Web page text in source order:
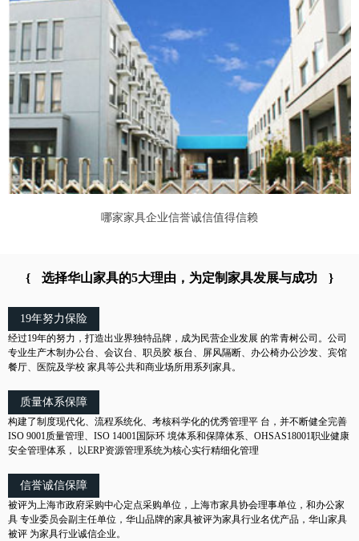
哪家家具企业信誉诚信值得信赖
{ 选择华山家具的5大理由，为定制家具发展与成功 }
19年努力保险
经过19年的努力，打造出业界独特品牌，成为民营企业发展 的常青树公司。公司
专业生产木制办公台、会议台、职员胶 板台、屏风隔断、办公椅办公沙发、宾馆
餐厅、医院及学校 家具等公共和商业场所用系列家具。
质量体系保障
构建了制度现代化、流程系统化、考核科学化的优秀管理平 台，并不断健全完善
ISO 9001质量管理、ISO 14001国际环 境体系和保障体系、OHSAS18001职业健康
安全管理体系， 以ERP资源管理系统为核心实行精细化管理
信誉诚信保障
被评为上海市政府采购中心定点采购单位，上海市家具协会理事单位，和办公家
具 专业委员会副主任单位，华山品牌的家具被评为家具行业名优产品，华山家具
被评 为家具行业诚信企业。